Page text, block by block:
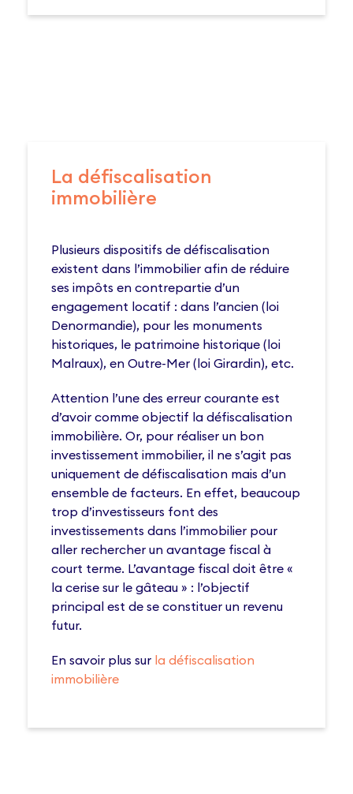
La défiscalisation
immobilière
Plusieurs dispositifs de défiscalisation
existent dans l’immobilier afin de réduire
ses impôts en contrepartie d’un
engagement locatif : dans l’ancien (loi
Denormandie), pour les monuments
historiques, le patrimoine historique (loi
Malraux), en Outre-Mer (loi Girardin), etc.
Attention l’une des erreur courante est
d’avoir comme objectif la défiscalisation
immobilière. Or, pour réaliser un bon
investissement immobilier, il ne s’agit pas
uniquement de défiscalisation mais d’un
ensemble de facteurs. En effet, beaucoup
trop d’investisseurs font des
investissements dans l’immobilier pour
aller rechercher un avantage fiscal à
court terme. L’avantage fiscal doit être «
la cerise sur le gâteau » : l’objectif
principal est de se constituer un revenu
futur.
En savoir plus sur la défiscalisation
immobilière